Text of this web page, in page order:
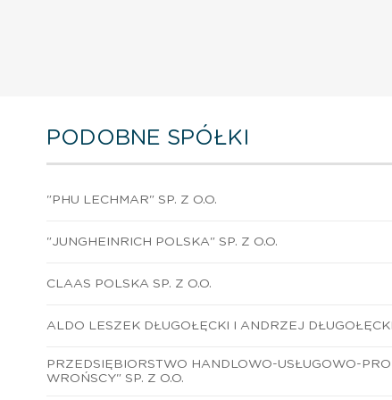
PODOBNE SPÓŁKI
"PHU LECHMAR" SP. Z O.O.
"JUNGHEINRICH POLSKA" SP. Z O.O.
CLAAS POLSKA SP. Z O.O.
ALDO LESZEK DŁUGOŁĘCKI I ANDRZEJ
PRZEDSIĘBIORSTWO HANDLOWO-USŁUGOWO-
WROŃSCY" SP. Z O.O.